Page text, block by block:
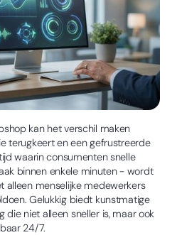
kan het verschil maken
terugkeert en een gefrustreerde
waarin consumenten snelle
binnen enkele minuten - wordt
alleen menselijke medewerkers
Gelukkig biedt kunstmatige
die niet alleen sneller is, maar ook
24/7.